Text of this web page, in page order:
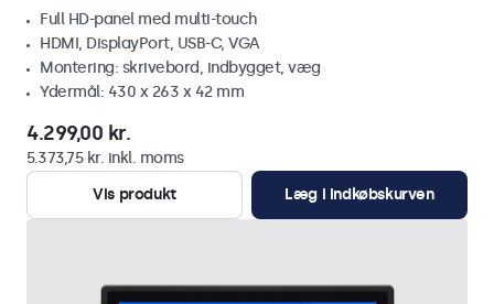
Full HD-panel med multi-touch
HDMI, DisplayPort, USB-C, VGA
Montering: skrivebord, indbygget, væg
Ydermål: 430 x 263 x 42 mm
4.299,00 kr.
5.373,75 kr. inkl. moms
Vis produkt
Læg i indkøbskurven